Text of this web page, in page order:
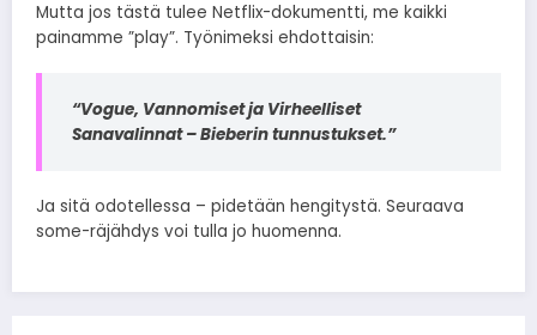
Mutta jos tästä tulee Netflix-dokumentti, me kaikki
painamme ”play”. Työnimeksi ehdottaisin:
“Vogue, Vannomiset ja Virheelliset
Sanavalinnat – Bieberin tunnustukset.”
Ja sitä odotellessa – pidetään hengitystä. Seuraava
some-räjähdys voi tulla jo huomenna.